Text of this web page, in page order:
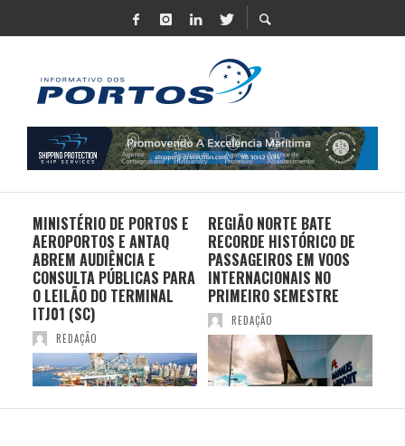
MINISTÉRIO DE PORTOS E
AEROPORTOS E ANTAQ
ABREM AUDIÊNCIA E
CONSULTA PÚBLICAS PARA
O LEILÃO DO TERMINAL
ITJ01 (SC)
REDAÇÃO
REGIÃO NORTE BATE
RECORDE HISTÓRICO DE
PASSAGEIROS EM VOOS
INTERNACIONAIS NO
PRIMEIRO SEMESTRE
REDAÇÃO